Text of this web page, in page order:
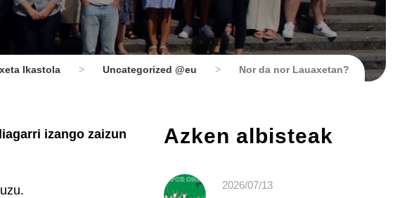
Ikastola > Uncategorized @eu > Nor da nor Lauaxetan?
izango zaizun
Azken albisteak
2026/07/13